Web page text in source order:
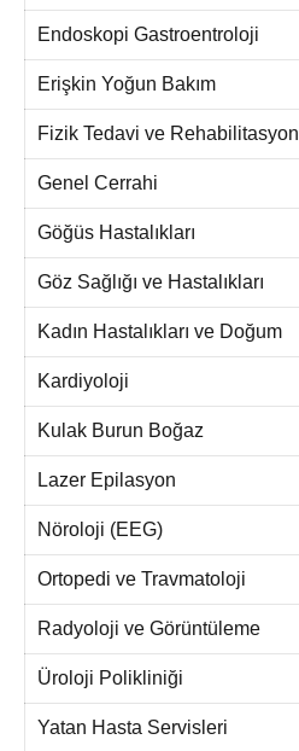
Endoskopi Gastroentroloji
Erişkin Yoğun Bakım
Fizik Tedavi ve Rehabilitasyon
Genel Cerrahi
Göğüs Hastalıkları
Göz Sağlığı ve Hastalıkları
Kadın Hastalıkları ve Doğum
Kardiyoloji
Kulak Burun Boğaz
Lazer Epilasyon
Nöroloji (EEG)
Ortopedi ve Travmatoloji
Radyoloji ve Görüntüleme
Üroloji Polikliniği
Yatan Hasta Servisleri